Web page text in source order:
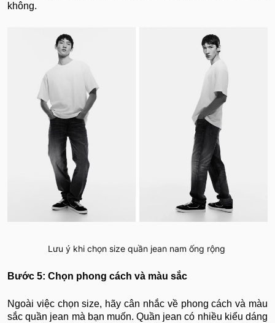
không.
Lưu ý khi chọn size quần jean nam ống rộng
Bước 5: Chọn phong cách và màu sắc
Ngoài việc chọn size, hãy cân nhắc về phong cách và màu
sắc quần jean mà bạn muốn. Quần jean có nhiều kiểu dáng